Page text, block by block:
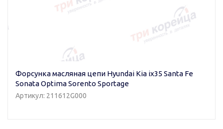
Форсунка масляная цепи Hyundai Kia ix35 Santa Fe
Sonata Optima Sorento Sportage
Артикул: 211612G000